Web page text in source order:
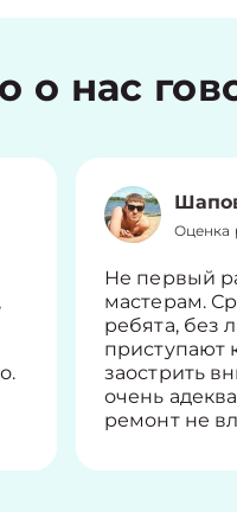
о нас
Оценка
Не первый
мастерам.
ребята, без
приступают
заострить
очень
ремонт не